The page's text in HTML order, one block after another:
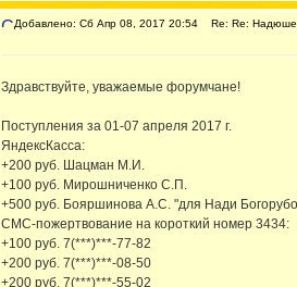
Добавлено: Сб Апр 08, 2017 20:54 Re: Re: Надюше
Здравствуйте, уважаемые форумчане!
Поступления за 01-07 апреля 2017 г.
ЯндексКасса:
+200 руб. Шацман М.И.
+100 руб. Мирошниченко С.П.
+500 руб. Бояршинова А.С. "для Нади
СМС-пожертвование на короткий номер 3434:
+100 руб. 7(***)***-77-82
+200 руб. 7(***)***-08-50
+200 руб. 7(***)***-55-02